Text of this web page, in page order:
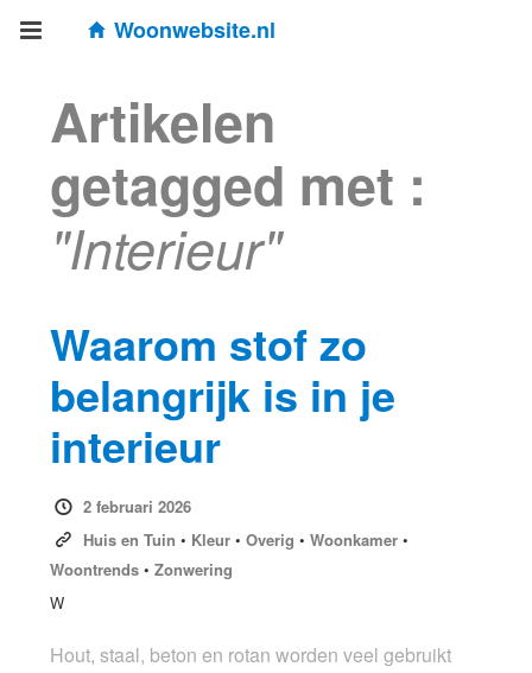
Woonwebsite.nl
Artikelen
getagged met :
"Interieur"
Waarom stof zo
belangrijk is in je
interieur
2 februari 2026
Huis en Tuin • Kleur• Overig • Woonkamer•
Woontrends •Zonwering
W
Hout, staal, beton en rotan worden veel gebruikt